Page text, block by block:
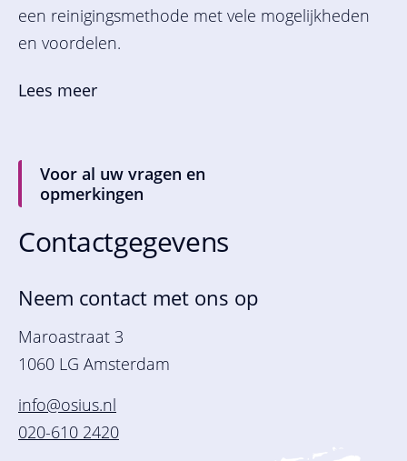
een reinigingsmethode met vele mogelijkheden
en voordelen.
Lees meer
Voor al uw vragen en
opmerkingen
Contactgegevens
Neem contact met ons op
Maroastraat 3
1060 LG Amsterdam
info@osius.nl
020-610 2420